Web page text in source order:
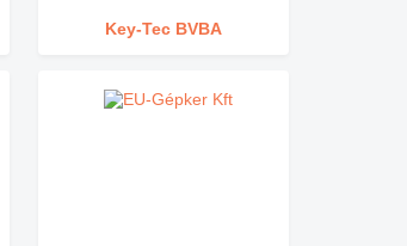
Key-Tec BVBA